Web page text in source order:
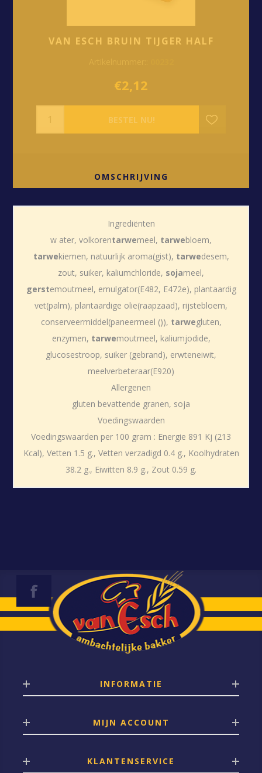
VAN ESCH BRUIN TIJGER HALF
€2,12
OMSCHRIJVING
Ingrediënten
w ater, volkorentarwemeel, tarwebloem,
tarwekiemen, natuurlijk aroma(gist), tarwedesem,
zout, suiker, kaliumchloride, sojameel,
gerstemoutmeel, emulgator(E482, E472e), plantaardig
vet(palm), plantaardige olie(raapzaad), rijstebloem,
conserveermiddel(paneermeel ()), tarwegluten,
enzymen, tarwemoutmeel, kaliumjodide,
glucosestroop, suiker (gebrand), erwteneiwit,
meelverbeteraar(E920)
Allergenen
gluten bevattende granen, soja
Voedingswaarden
Voedingswaarden per 100 gram : Energie 891 Kj (213
Kcal), Vetten 1.5 g., Vetten verzadigd 0.4 g., Koolhydraten
38.2 g., Eiwitten 8.9 g., Zout 0.59 g.
INFORMATIE
MIJN ACCOUNT
KLANTENSERVICE